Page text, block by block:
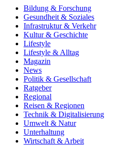
Bildung & Forschung
Gesundheit & Soziales
Infrastruktur & Verkehr
Kultur & Geschichte
Lifestyle
Lifestyle & Alltag
Magazin
News
Politik & Gesellschaft
Ratgeber
Regional
Reisen & Regionen
Technik & Digitalisierung
Umwelt & Natur
Unterhaltung
Wirtschaft & Arbeit